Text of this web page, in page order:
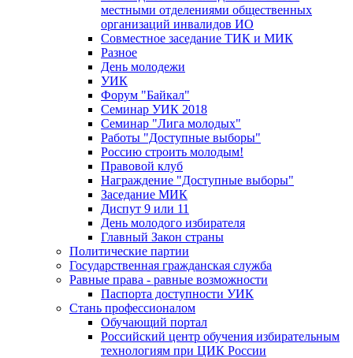
местными отделениями общественных
организаций инвалидов ИО
Совместное заседание ТИК и МИК
Разное
День молодежи
УИК
Форум "Байкал"
Семинар УИК 2018
Семинар "Лига молодых"
Работы "Доступные выборы"
Россию строить молодым!
Правовой клуб
Награждение "Доступные выборы"
Заседание МИК
Диспут 9 или 11
День молодого избирателя
Главный Закон страны
Политические партии
Государственная гражданская служба
Равные права - равные возможности
Паспорта доступности УИК
Стань профессионалом
Обучающий портал
Российский центр обучения избирательным
технологиям при ЦИК России